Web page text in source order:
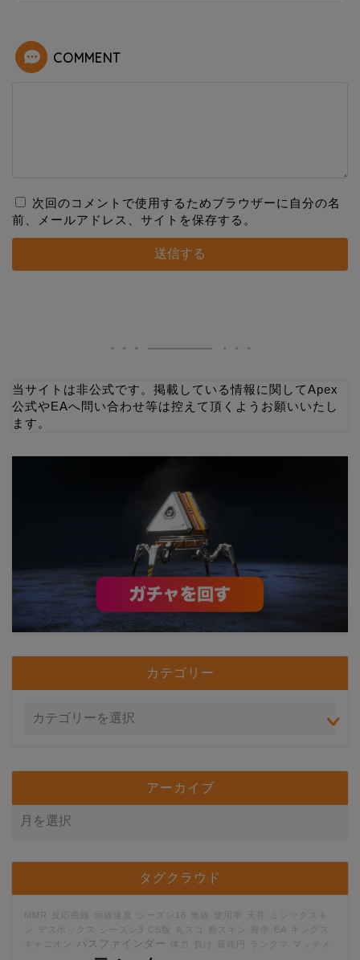
COMMENT
次回のコメントで使用するためブラウザーに自分の名
前、メールアドレス、サイトを保存する。
当サイトは非公式です。掲載している情報に関してApex
公式やEAへ問い合わせ等は控えて頂くようお願いいたし
ます。
カテゴリー
アーカイブ
タグクラウド
MMR 反応曲線 回線速度 無線 天井
シーズン3 CS版 丸スコ EA
パスファインダー 最終円 ランクマ マッチメ